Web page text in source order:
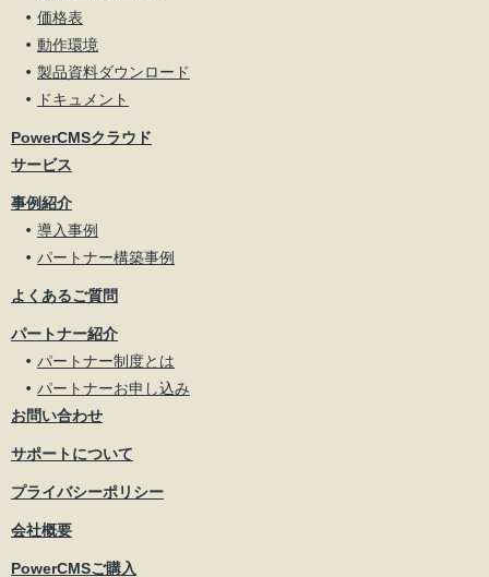
価格表
動作環境
製品資料ダウンロード
ドキュメント
PowerCMSクラウド
サービス
事例紹介
導入事例
パートナー構築事例
よくあるご質問
パートナー紹介
パートナー制度とは
パートナーお申し込み
お問い合わせ
サポートについて
プライバシーポリシー
会社概要
PowerCMSご購入